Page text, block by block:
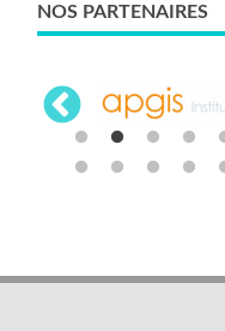
NOS PARTENAIRES